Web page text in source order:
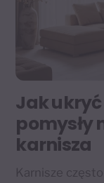
Jak
pomysły
karnisza
Karnisze